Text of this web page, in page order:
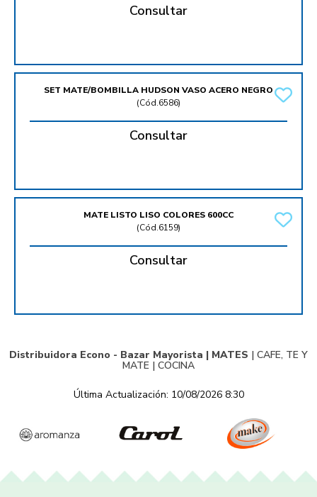
Consultar
SET MATE/BOMBILLA HUDSON VASO ACERO NEGRO
(Cód.6586)
Consultar
MATE LISTO LISO COLORES 600CC
(Cód.6159)
Consultar
Distribuidora Econo - Bazar Mayorista | MATES | CAFE, TE Y
MATE | COCINA
Última Actualización: 10/08/2026 8:30